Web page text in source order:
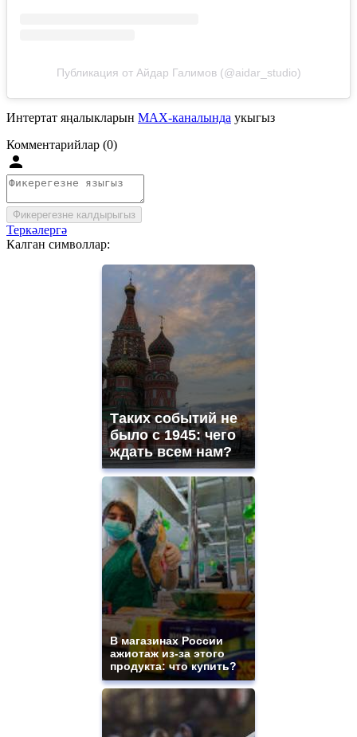
Публикация от Айдар Галимов (@aidar_studio)
Интертат яңалыкларын MAX-каналында укыгыз
Комментарийлар (0)
Фикерегезне калдырыгыз
Теркәлергә
Калган символлар:
Таких событий не
было с 1945: чего
ждать всем нам?
В магазинах России
ажиотаж из-за этого
продукта: что купить?